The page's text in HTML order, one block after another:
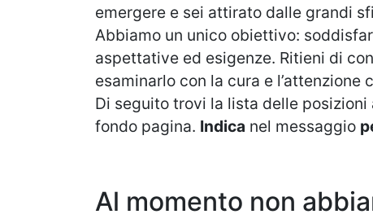
emergere e sei attirato dalle grandi
Abbiamo un unico obiettivo:
aspettative ed esigenze. Ritieni di
esaminarlo con la cura e l’attenzione
Di seguito trovi la lista delle
fondo pagina. Indica nel messaggio
Al momento non